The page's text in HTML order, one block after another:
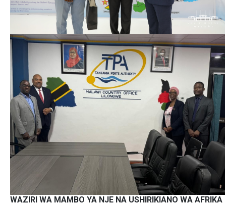
WAZIRI WA MAMBO YA NJE NA USHIRIKIANO WA AFRIKA